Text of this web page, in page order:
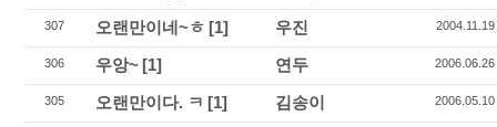
307 오랜만이네~ㅎ [1] 우진 2004.11.19
306 우앙~ [1] 연두 2006.06.26
305 오랜만이다. ㅋ [1] 김송이 2006.05.10